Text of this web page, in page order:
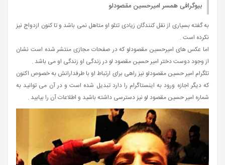
بیوگرافی همسر اميرحسین مقصودلو
به گفته بسیاری از نقل کنندگان زیادی تتلو او متاهل نمی باشد و تا کنون ازدواج نیز
نکرده است .
اما عکس های امیرحسین مقصودلو که در صفحات مجازی منتشر شده است نشان
از وجود دوست دختر امیر حسین مقصود لو در زندگی او زندگی او می باشد .
تلگرام امیر حسین مقصودلو نیز راهی برای ارتباط او با طرفدارانش به خصوص اکنون
که دیگر اجازه ورود به اینستاگرام را دارد تبدیل شده است و در آن می توانید به
شماره امیر حسین مقصود لو نیز دسترسی داشته باشید و اطلاعات آن را بیابید .